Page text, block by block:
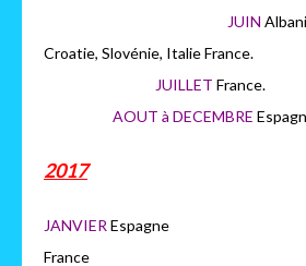
JUIN
Croatie, Slovénie,
JUILLET
AOUT à DECEMBRE
2017
JANVIER